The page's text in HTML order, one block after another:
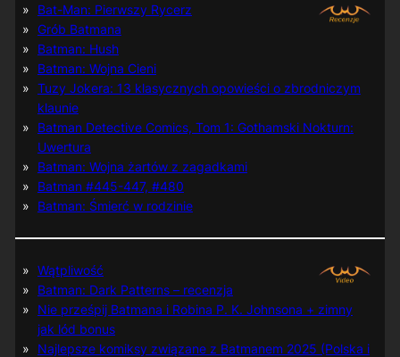
Bat-Man: Pierwszy Rycerz
Grób Batmana
Batman: Hush
Batman: Wojna Cieni
Tuzy Jokera: 13 klasycznych opowieści o zbrodniczym
klaunie
Batman Detective Comics, Tom 1: Gothamski Nokturn:
Uwertura
Batman: Wojna żartów z zagadkami
Batman #445-447, #480
Batman: Śmierć w rodzinie
Wątpliwość
Batman: Dark Patterns – recenzja
Nie prześpij Batmana i Robina P. K. Johnsona + zimny
jak lód bonus
Najlepsze komiksy związane z Batmanem 2025 (Polska i